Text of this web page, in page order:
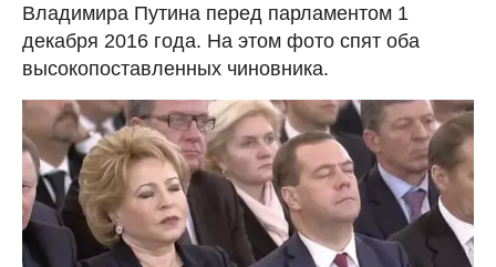
Владимира Путина перед парламентом 1
декабря 2016 года. На этом фото спят оба
высокопоставленных чиновника.